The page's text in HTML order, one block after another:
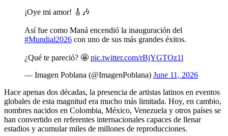
¡Oye mi amor! 🎸🎶
Así fue como Maná encendió la inauguración del
#Mundial2026 con uno de sus más grandes éxitos.
¿Qué te pareció? 🤩 pic.twitter.com/rBjYGTOz1l
— Imagen Poblana (@ImagenPoblana) June 11, 2026
Hace apenas dos décadas, la presencia de artistas latinos en eventos
globales de esta magnitud era mucho más limitada. Hoy, en cambio,
nombres nacidos en Colombia, México, Venezuela y otros países se
han convertido en referentes internacionales capaces de llenar
estadios y acumular miles de millones de reproducciones.